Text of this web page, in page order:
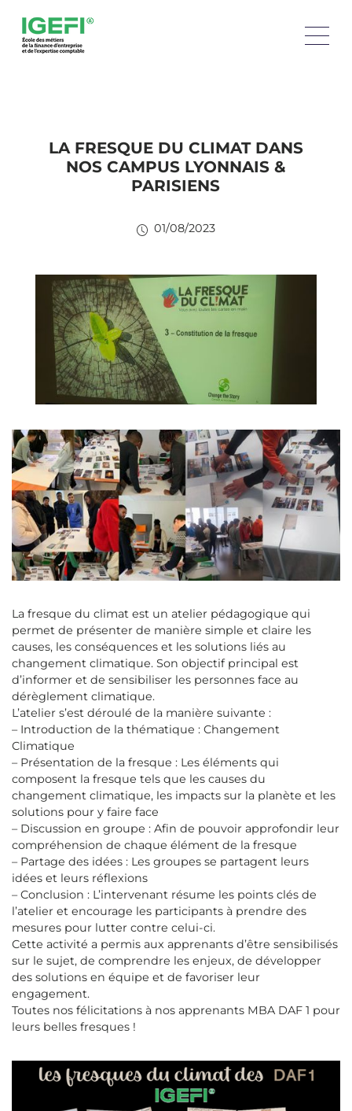
LA FRESQUE DU CLIMAT DANS
NOS CAMPUS LYONNAIS &
PARISIENS
01/08/2023
La fresque du climat est un atelier pédagogique qui
permet de présenter de manière simple et claire les
causes, les conséquences et les solutions liés au
changement climatique. Son objectif principal est
d’informer et de sensibiliser les personnes face au
dérèglement climatique.
L’atelier s’est déroulé de la manière suivante :
– Introduction de la thématique : Changement
Climatique
– Présentation de la fresque : Les éléments qui
composent la fresque tels que les causes du
changement climatique, les impacts sur la planète et les
solutions pour y faire face
– Discussion en groupe : Afin de pouvoir approfondir leur
compréhension de chaque élément de la fresque
– Partage des idées : Les groupes se partagent leurs
idées et leurs réflexions
– Conclusion : L’intervenant résume les points clés de
l’atelier et encourage les participants à prendre des
mesures pour lutter contre celui-ci.
Cette activité a permis aux apprenants d’être sensibilisés
sur le sujet, de comprendre les enjeux, de développer
des solutions en équipe et de favoriser leur
engagement.
Toutes nos félicitations à nos apprenants MBA DAF 1 pour
leurs belles fresques !